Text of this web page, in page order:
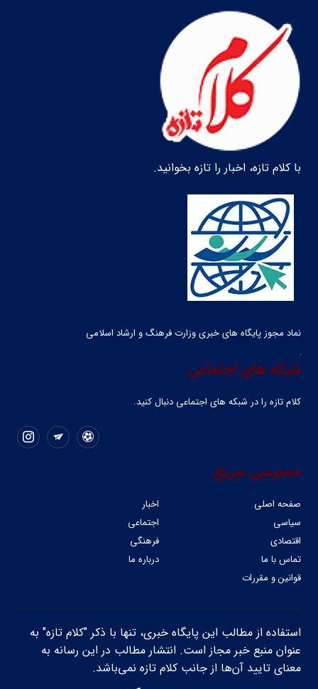
با کلام تازه، اخبار را تازه بخوانید.
نماد مجوز پایگاه های خبری وزارت فرهنگ و ارشاد اسلامی
شبکه های اجتماعی
کلام تازه را در شبکه ‌های اجتماعی دنبال کنید.
دسترسی سریع
صفحه اصلی
اخبار
سیاسی
اجتماعی
اقتصادی
فرهنگی
تماس با ما
درباره ما
قوانین و مقررات
استفاده از مطالب این پایگاه خبری، تنها با ذکر "کلام تازه" به
عنوان منبع خبر مجاز است. انتشار مطالب در این رسانه به
معنای تایید آن‌ها از جانب کلام تازه نمی‌باشد.